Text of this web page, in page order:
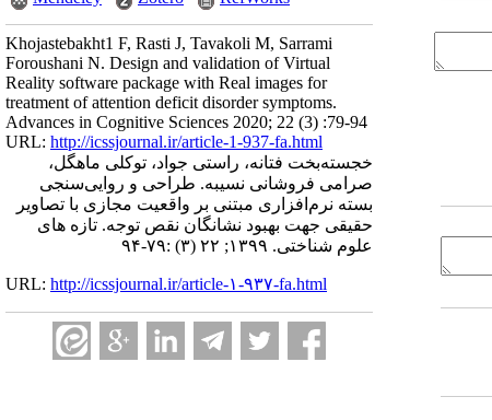
Khojastebakht1 F, Rasti J, Tavakoli M, Sarrami
Foroushani N. Design and validation of Virtual
Reality software package with Real images for
treatment of attention deficit disorder symptoms.
Advances in Cognitive Sciences 2020; 22 (3) :79-94
URL: http://icssjournal.ir/article-1-937-fa.html
خجسته‌بخت فتانه، راستی جواد، توکلی ماهگل،
صرامی فروشانی نسیبه. طراحی و روایی‌سنجی
بسته نرم‌افزاری مبتنی بر واقعیت مجازی با تصاویر
حقیقی جهت بهبود نشانگان نقص توجه. تازه های
علوم شناختی. ۱۳۹۹; ۲۲ (۳) :۷۹-۹۴
URL: http://icssjournal.ir/article-۱-۹۳۷-fa.html